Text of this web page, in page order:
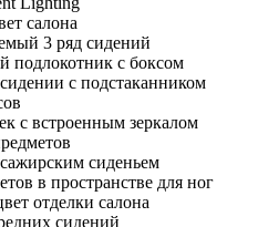
салона
3 ряд сидений
подлокотник с боксом
с подстаканником
с встроенным зеркалом
сиденьем
в пространстве для ног
отделки салона
сидений